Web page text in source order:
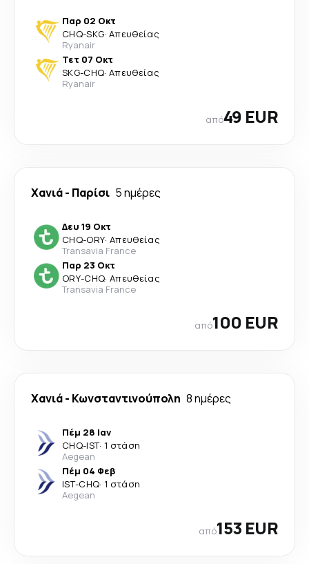
Παρ 02 Οκτ
CHQ-SKG· Απευθείας
Ryanair
Τετ 07 Οκτ
SKG-CHQ· Απευθείας
Ryanair
από49 EUR
Χανιά- Παρίσι 5 ημέρες
Δευ 19 Οκτ
CHQ-ORY· Απευθείας
Transavia France
Παρ 23 Οκτ
ORY-CHQ· Απευθείας
Transavia France
από100 EUR
Χανιά- Κωνσταντινούπολη 8 ημέρες
Πέμ 28 Ιαν
CHQ-IST· 1 στάση
Aegean
Πέμ 04 Φεβ
IST-CHQ· 1 στάση
Aegean
από153 EUR